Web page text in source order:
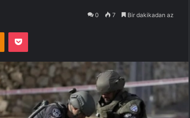
0 7 Bir dakikadan az
Odnoklassniki
Pocket